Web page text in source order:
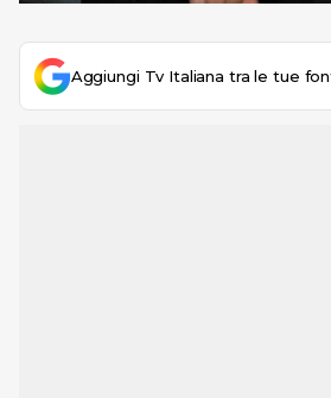
Aggiungi Tv Italiana tra le tue